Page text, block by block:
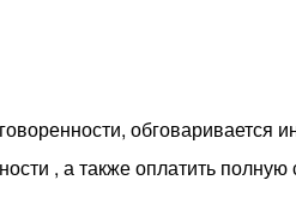
обговаривается
, а также оплатить полную